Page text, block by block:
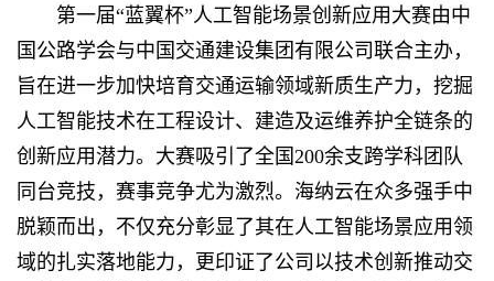
第一届“蓝翼杯”人工智能场景创新应用大赛由中
国公路学会与中国交通建设集团有限公司联合主办，
旨在进一步加快培育交通运输领域新质生产力，挖掘
人工智能技术在工程设计、建造及运维养护全链条的
创新应用潜力。大赛吸引了全国200余支跨学科团队
同台竞技，赛事竞争尤为激烈。海纳云在众多强手中
脱颖而出，不仅充分彰显了其在人工智能场景应用领
域的扎实落地能力，更印证了公司以技术创新推动交